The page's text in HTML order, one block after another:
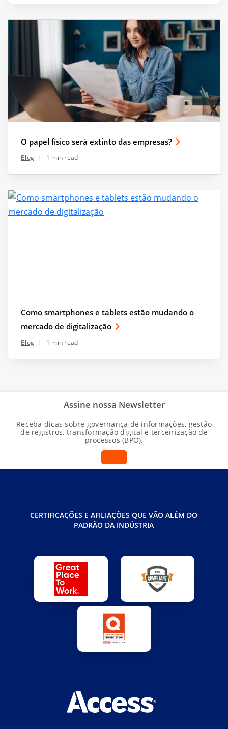
O papel físico será extinto das empresas?
Blog | 1 min read
Como smartphones e tablets estão mudando o
mercado de digitalização
Blog | 1 min read
Assine nossa Newsletter
Receba dicas sobre governança de informações, gestão
de registros, transformação digital e terceirização de
processos (BPO).
CERTIFICAÇÕES E AFILIAÇÕES QUE VÃO ALÉM DO
PADRÃO DA INDÚSTRIA